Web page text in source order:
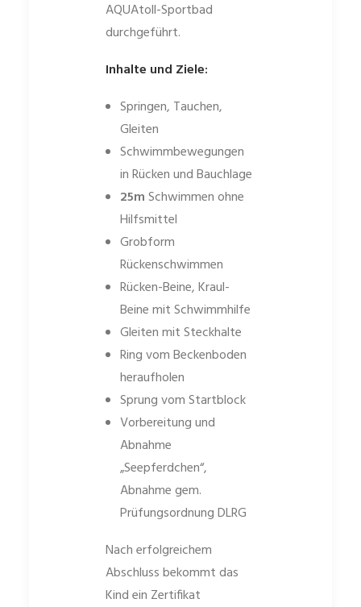
AQUAtoll-Sportbad
durchgeführt.
Inhalte und Ziele:
Springen, Tauchen,
Gleiten
Schwimmbewegungen
in Rücken und Bauchlage
25mSchwimmen ohne
Hilfsmittel
Grobform
Rückenschwimmen
Rücken-Beine, Kraul-
Beine mit Schwimmhilfe
Gleiten mit Steckhalte
Ring vom Beckenboden
heraufholen
Sprung vom Startblock
Vorbereitung und
Abnahme
„Seepferdchen“,
Abnahme gem.
Prüfungsordnung DLRG
Nach erfolgreichem
Abschluss bekommt das
Kind ein Zertifikat